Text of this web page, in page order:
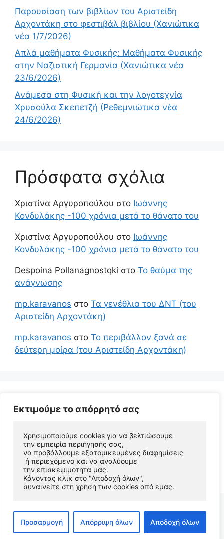
Εκτιμούμε το απόρρητό σας
Χρησιμοποιούμε cookies για να βελτιώσουμε
την εμπειρία περιήγησής σας,
να προβάλλουμε εξατομικευμένες διαφημίσεις
ή περιεχόμενο και να αναλύουμε
την επισκεψιμότητά μας.
Κάνοντας κλικ στο "Αποδοχή όλων",
συναινείτε στη χρήση των cookies από εμάς.
Προσαρμογή Απόρριψη όλων Αποδοχή όλων
Παρουσίαση των βιβλίων του Αριστείδη
Αρχοντάκη στο φεστιβάλ βιβλίου (Χανιώτικα
νέα 1/7/2026)
Απλά μαθήματα Φυσικής: Μαθήματα Φυσικής
στην Ναζιστική Γερμανία (Χανιώτικα νέα
23/6/2026)
Ανάμεσα στη Φυσική και την λογοτεχνία
Χρυσούλα Σκεπετζή (Ρεθεμνιώτικα νέα
24/6/2026)
Πρόσφατα σχόλια
Χριστίνα Αργυροπούλου στο Ιωάννης
Κονδυλάκης -100 χρόνια μετά το θάνατο του
Χριστίνα Αργυροπούλου στο Ιωάννης
Κονδυλάκης -100 χρόνια μετά το θάνατο του
Despoina Pollanagnostqki στο Το θαύμα της
ανάγνωσης
mp.karavanos στο Τα γενέθλια του ΔΝΤ (του
Αριστείδη Αρχοντάκη)
mp.karavanos στο Το περιβάλλον ξανά σε
δεύτερη μοίρα (του Αριστείδη Αρχοντάκη)
© 2026 Αριστείδης Αρχοντάκης Φυσικός Συγγραφέας
• Φτιαγμένο μεGeneratePress